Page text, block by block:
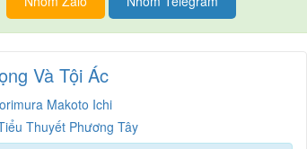
Và Tội Ác
Makoto Ichi
Thuyết Phương Tây